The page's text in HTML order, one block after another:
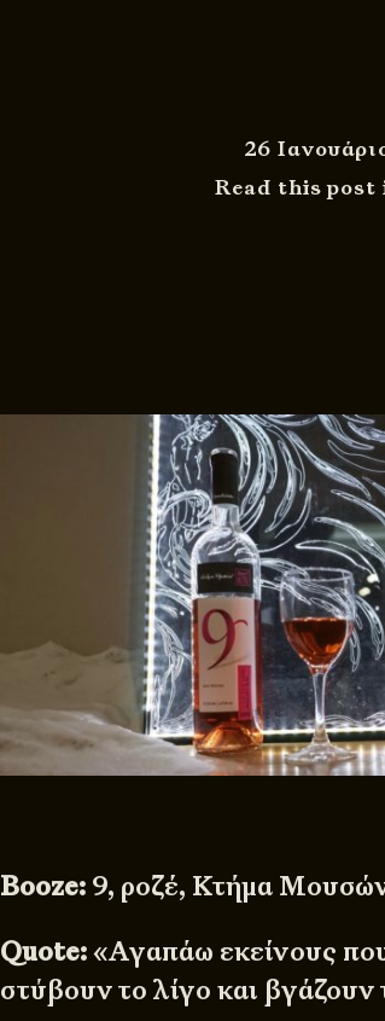
26
Read this post
Βooze: 9, ροζέ, Κτήμα
Quote:«Αγαπάω εκείνους
στύβουν το λίγο και